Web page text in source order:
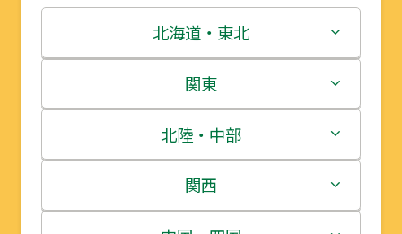
北海道・東北
北海道
青森県
岩手県
関東
茨城県
栃木県
北陸・中部
新潟県
関西